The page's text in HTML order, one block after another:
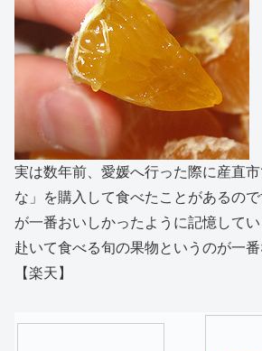
実は数年前、愛媛へ行った際に産直
な」を購入して食べたことがあるの
が一番おいしかったように記憶して
赴いて食べる旬の果物というのが一番
【楽天】